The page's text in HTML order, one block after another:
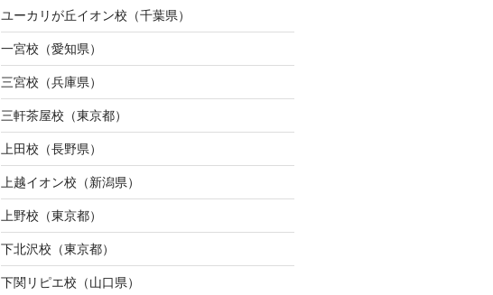
ユーカリが丘イオン校（千葉県）
一宮校（愛知県）
三宮校（兵庫県）
三軒茶屋校（東京都）
上田校（長野県）
上越イオン校（新潟県）
上野校（東京都）
下北沢校（東京都）
下関リピエ校（山口県）